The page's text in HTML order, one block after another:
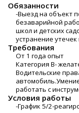
Обязанности
-Выезд на объект
безаварийной
школ и детских
устранение утечек
Требования
От 1 года опыт
Категория B-
Водительские
работать с
Условия работы
-График 5/2-